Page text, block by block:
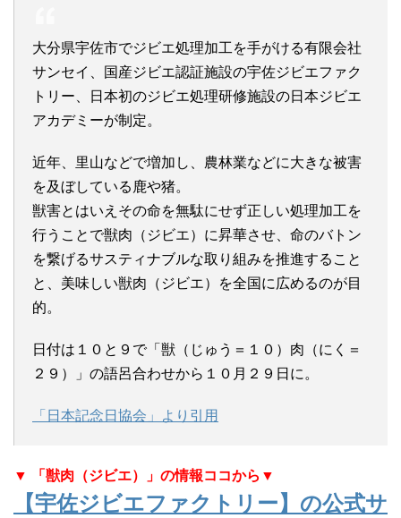
大分県宇佐市でジビエ処理加工を手がける有限会社
サンセイ、国産ジビエ認証施設の宇佐ジビエファク
トリー、日本初のジビエ処理研修施設の日本ジビエ
アカデミーが制定。
近年、里山などで増加し、農林業などに大きな被害
を及ぼしている鹿や猪。
獣害とはいえその命を無駄にせず正しい処理加工を
行うことで獣肉（ジビエ）に昇華させ、命のバトン
を繋げるサスティナブルな取り組みを推進すること
と、美味しい獣肉（ジビエ）を全国に広めるのが目
的。
日付は１０と９で「獣（じゅう＝１０）肉（にく＝
２９）」の語呂合わせから１０月２９日に。
「日本記念日協会」より引用
▼ 「獣肉（ジビエ）」の情報ココから▼
【宇佐ジビエファクトリー】の公式サ